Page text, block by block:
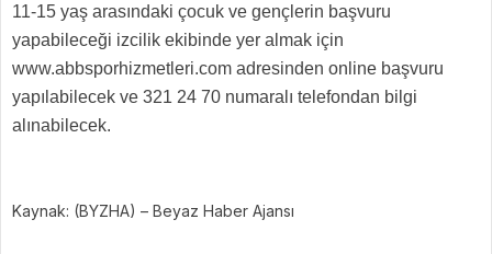
11-15 yaş arasındaki çocuk ve gençlerin başvuru
yapabileceği izcilik ekibinde yer almak için
www.abbsporhizmetleri.com adresinden online başvuru
yapılabilecek ve 321 24 70 numaralı telefondan bilgi
alınabilecek.
Kaynak: (BYZHA) – Beyaz Haber Ajansı